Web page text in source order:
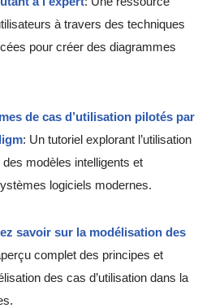
à travers des techniques
pour créer des diagrammes
de cas d’utilisation pilotés par
: Un tutoriel explorant l’utilisation
des modèles intelligents et
logiciels modernes.
savoir sur la modélisation des
complet des principes et
des cas d’utilisation dans la